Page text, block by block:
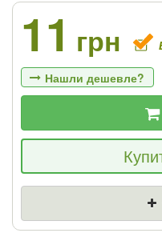
11 грн
Нашли дешевле?
Если Вы найдете
снизим цену и